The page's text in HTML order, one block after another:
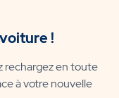
!
rechargez en toute
à votre nouvelle